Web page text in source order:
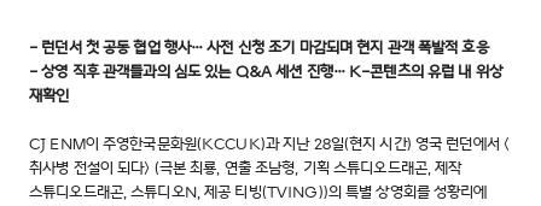
- 런던서 첫 공동 협업 행사… 사전 신청 조기 마감되며 현지 관객 폭발적 호응
- 상영 직후 관객들과의 심도 있는 Q&A 세션 진행… K-콘텐츠의 유럽 내 위상
재확인
CJ ENM이 주영한국문화원(KCCUK)과 지난 28일(현지 시간) 영국 런던에서 <
취사병 전설이 되다> (극본 최룡, 연출 조남형, 기획 스튜디오드래곤, 제작
스튜디오드래곤, 스튜디오N, 제공 티빙(TVING))의 특별 상영회를 성황리에